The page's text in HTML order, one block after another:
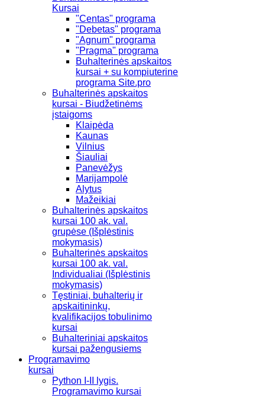
Kursai
"Centas" programa
"Debetas" programa
"Agnum" programa
"Pragma" programa
Buhalterinės apskaitos
kursai + su kompiuterine
programa Site.pro
Buhalterinės apskaitos
kursai - Biudžetinėms
įstaigoms
Klaipėda
Kaunas
Vilnius
Šiauliai
Panevėžys
Marijampolė
Alytus
Mažeikiai
Buhalterinės apskaitos
kursai 100 ak. val.
grupėse (Išplėstinis
mokymasis)
Buhalterinės apskaitos
kursai 100 ak. val.
Individualiai (Išplėstinis
mokymasis)
Tęstiniai, buhalterių ir
apskaitininkų,
kvalifikacijos tobulinimo
kursai
Buhalteriniai apskaitos
kursai pažengusiems
Programavimo
kursai
Python I-II lygis.
Programavimo kursai